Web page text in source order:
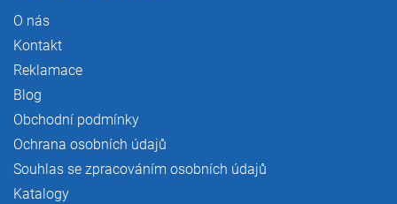
O nás
Kontakt
Reklamace
Blog
Obchodní podmínky
Ochrana osobních údajů
Souhlas se zpracováním osobních údajů
Katalogy